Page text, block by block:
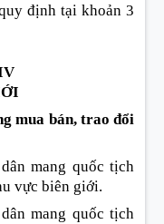
định tại khoản 3
mua bán, trao đổi
mang quốc tịch
vực biên giới.
mang quốc tịch